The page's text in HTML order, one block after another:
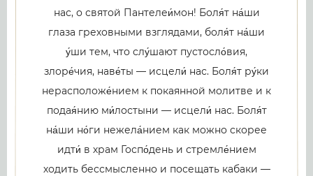
нас, о святой Пантелеи́мон! Боля́т на́ши
глаза греховными взглядами, боля́т на́ши
у́ши тем, что слу́шают пустосло́вия,
злоре́чия, наве́ты — исцели́ нас. Боля́т ру́ки
нерасположе́нием к покаянной молитве и к
подая́нию ми́лостыни — исцели́ нас. Боля́т
на́ши но́ги нежела́нием как можно скорее
идти́ в храм Госпо́день и стремле́нием
ходить бессмысленно и посещать кабаки —